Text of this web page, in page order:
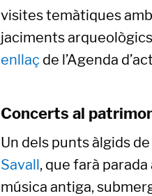
visites temàtiques
jaciments
enllaç de l’Agenda
Concerts al
Un dels punts àlgids
Savall, que farà parada
música antiga,